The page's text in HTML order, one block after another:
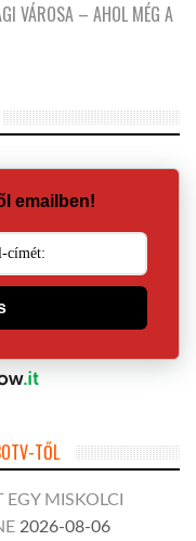
VÁROSA – AHOL MÉG A
emailben!
TŐL
MISKOLCI
2026-08-06